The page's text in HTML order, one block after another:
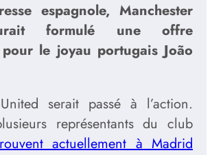
espagnole, Manchester
formulé une offre
le joyau portugais João
serait passé à l’action.
représentants du club
actuellement à Madrid